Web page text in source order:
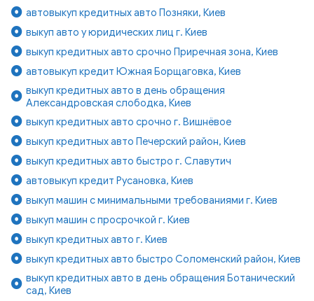
автовыкуп кредитных авто Позняки, Киев
выкуп авто у юридических лиц г. Киев
выкуп кредитных авто срочно Приречная зона, Киев
автовыкуп кредит Южная Борщаговка, Киев
выкуп кредитных авто в день обращения
Александровская слободка, Киев
выкуп кредитных авто срочно г. Вишнёвое
выкуп кредитных авто Печерский район, Киев
выкуп кредитных авто быстро г. Славутич
автовыкуп кредит Русановка, Киев
выкуп машин с минимальными требованиями г. Киев
выкуп машин с просрочкой г. Киев
выкуп кредитных авто г. Киев
выкуп кредитных авто быстро Соломенский район, Киев
выкуп кредитных авто в день обращения Ботанический
сад, Киев